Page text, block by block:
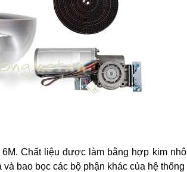
Chất liệu được làm bằng hợp kim
bao bọc các bộ phận khác của hệ thống